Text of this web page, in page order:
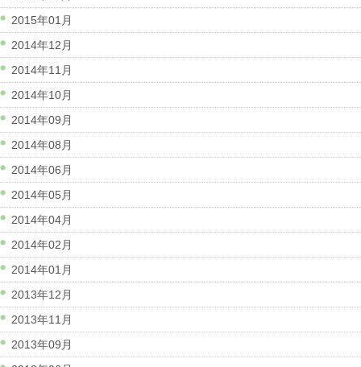
2015年01月
2014年12月
2014年11月
2014年10月
2014年09月
2014年08月
2014年06月
2014年05月
2014年04月
2014年02月
2014年01月
2013年12月
2013年11月
2013年09月